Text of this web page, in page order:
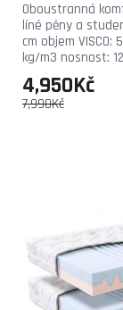
Oboustranná
líné pěny a
cm objem
kg/m3 nosnost:
7,990Kč
4,950Kč